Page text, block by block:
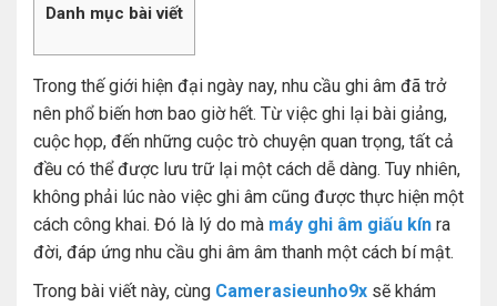
Danh mục bài viết
Trong thế giới hiện đại ngày nay, nhu cầu ghi âm đã trở
nên phổ biến hơn bao giờ hết. Từ việc ghi lại bài giảng,
cuộc họp, đến những cuộc trò chuyện quan trọng, tất cả
đều có thể được lưu trữ lại một cách dễ dàng. Tuy nhiên,
không phải lúc nào việc ghi âm cũng được thực hiện một
cách công khai. Đó là lý do mà máy ghi âm giấu kín ra
đời, đáp ứng nhu cầu ghi âm âm thanh một cách bí mật.
Trong bài viết này, cùng Camerasieunho9x sẽ khám